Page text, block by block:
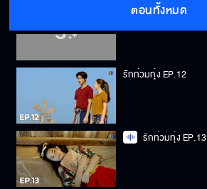
ตอนทั้งหมด
รักท่วมทุ่ง EP.11
รักท่วมทุ่ง EP.12
รักท่วมทุ่ง EP.13